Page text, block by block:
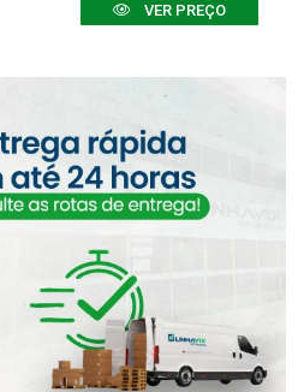
VER PREÇO